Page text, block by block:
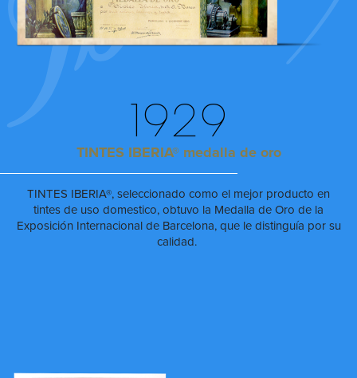
1929
TINTES IBERIA® medalla de oro
TINTES IBERIA®, seleccionado como el mejor producto en
tintes de uso domestico, obtuvo la Medalla de Oro de la
Exposición Internacional de Barcelona, que le distinguía por su
calidad.